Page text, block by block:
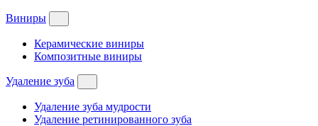
Виниры
Керамические виниры
Композитные виниры
Удаление зуба
Удаление зуба мудрости
Удаление ретинированного зуба